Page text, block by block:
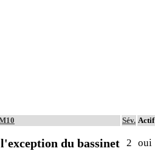
Sév. Actif
du bassinet 2 oui